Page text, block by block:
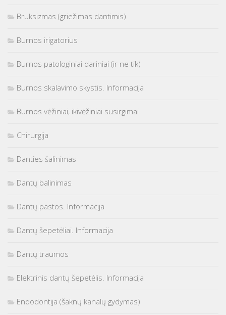
Bruksizmas (griežimas dantimis)
Burnos irigatorius
Burnos patologiniai dariniai (ir ne tik)
Burnos skalavimo skystis. Informacija
Burnos vėžiniai, ikivėžiniai susirgimai
Chirurgija
Danties šalinimas
Dantų balinimas
Dantų pastos. Informacija
Dantų šepetėliai. Informacija
Dantų traumos
Elektrinis dantų šepetėlis. Informacija
Endodontija (šaknų kanalų gydymas)